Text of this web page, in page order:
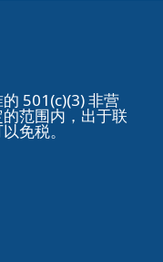
501(c)(3) 非营
范围内，出于联
免税。